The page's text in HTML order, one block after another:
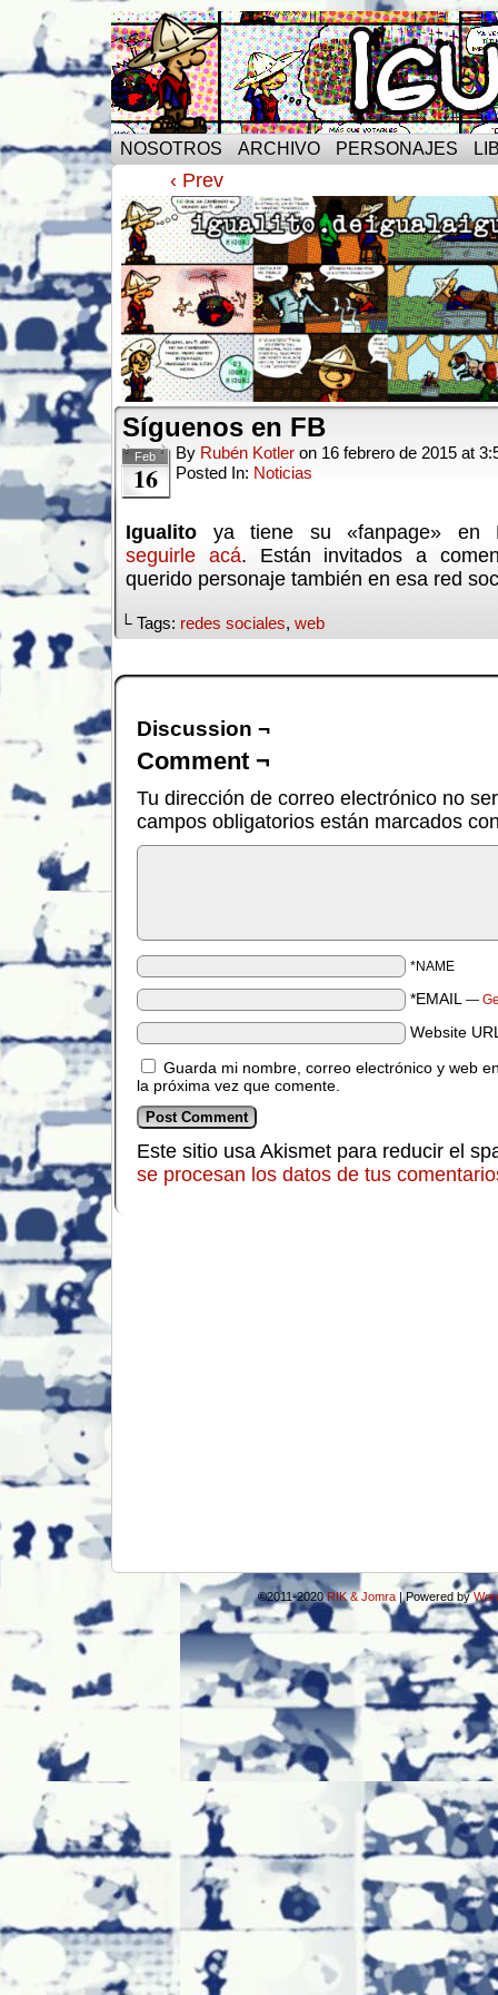
NOSOTROS ARCHIVO PERSONAJES
‹ Prev
Síguenos en FB
Feb
16
By Rubén Kotler on 16 febrero de 2015 at
Posted In: Noticias
Igualito ya tiene su «fanpage» en
seguirle acá. Están invitados a
querido personaje también en esa red
└ Tags: redes sociales, web
Discussion ¬
Comment ¬
Tu dirección de correo electrónico no
campos obligatorios están marcados
*NAME
*EMAIL —
Website
Guarda mi nombre, correo electrónico y web
la próxima vez que comente.
Este sitio usa Akismet para reducir el
se procesan los datos de tus
©2011-2020RIK & Jomra |Powered by